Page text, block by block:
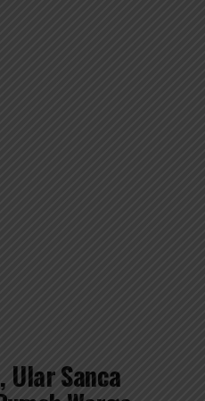
Ular Sanca